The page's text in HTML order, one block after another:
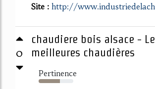
Site : http://
0
chaudiere bois alsace -
meilleures chaudières
Pertinence
61%